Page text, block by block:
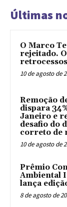
Últimas
O Marco
rejeitado.
10 de agosto de
Remoção
dispara
Janeiro e
desafio do
correto de
10 de agosto de
Prêmio
Ambiental
lança
8 de agosto de